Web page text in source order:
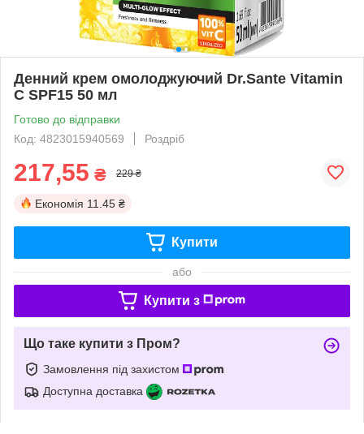
Денний крем омолоджуючий Dr.Sante Vitamin
C SPF15 50 мл
Готово до відправки
Код: 4823015940569
Роздріб
217,55 ₴ 229 ₴
Економія 11.45 ₴
Купити
або
Купити з
Що таке купити з Пром?
Замовлення під захистом
Доступна доставка